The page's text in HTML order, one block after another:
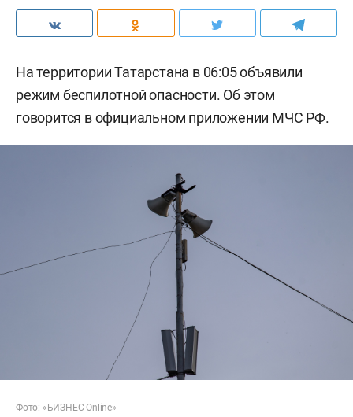
На территории Татарстана в 06:05 объявили
режим беспилотной опасности. Об этом
говорится в официальном приложении МЧС РФ.
Фото: «БИЗНЕС Online»